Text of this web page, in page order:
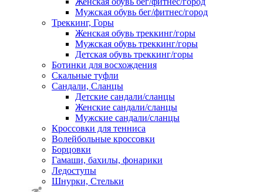
Мужская обувь бег/фитнес/город
Треккинг, Горы
Женская обувь треккинг/горы
Мужская обувь треккинг/горы
Детская обувь треккинг/горы
Ботинки для восхождения
Скальные туфли
Сандали, Сланцы
Детские сандали/сланцы
Женские сандали/сланцы
Мужские сандали/сланцы
Кроссовки для тенниса
Волейбольные кроссовки
Борцовки
Гамаши, бахилы, фонарики
Ледоступы
Шнурки, Стельки